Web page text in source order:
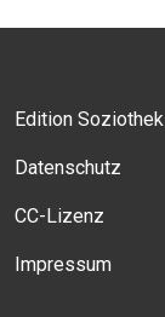
Edition Soziothek
Datenschutz
CC-Lizenz
Impressum